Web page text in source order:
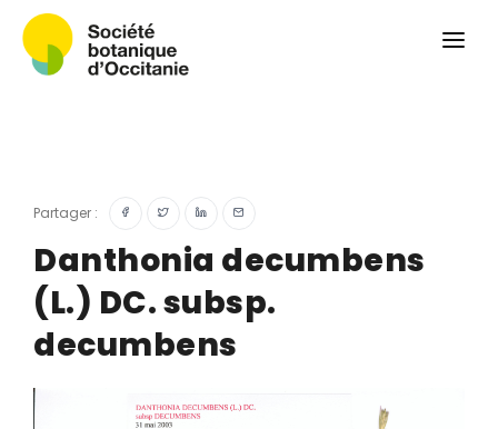
Herbier PCPR
Ressources
Actualités et calendrier
Contact
Partager :
Danthonia decumbens
(L.) DC. subsp.
decumbens